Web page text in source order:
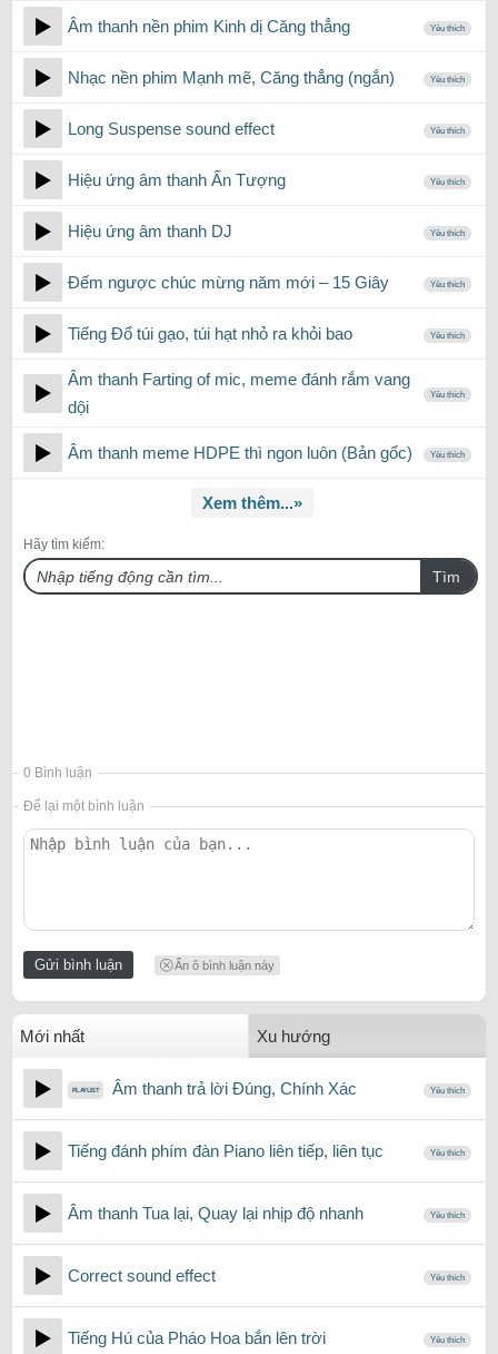
Âm thanh nền phim Kinh dị Căng thẳng Yêu thích
Nhạc nền phim Mạnh mẽ, Căng thẳng (ngắn) Yêu thích
Long Suspense sound effect Yêu thích
Hiệu ứng âm thanh Ấn Tượng Yêu thích
Hiệu ứng âm thanh DJ Yêu thích
Đếm ngược chúc mừng năm mới – 15 Giây Yêu thích
Tiếng Đổ túi gạo, túi hạt nhỏ ra khỏi bao Yêu thích
Âm thanh Farting of mic, meme đánh rắm vang
dội
Yêu thích
Âm thanh meme HDPE thì ngon luôn (Bản gốc) Yêu thích
Xem thêm...»
Hãy tìm kiếm:
Tìm
0 Bình luận
Để lại một bình luận
Ẩn ô bình luận này
Mới nhất Xu hướng
Âm thanh trả lời Đúng, Chính Xác Yêu thích
Tiếng đánh phím đàn Piano liên tiếp, liên tục Yêu thích
Âm thanh Tua lại, Quay lại nhịp độ nhanh Yêu thích
Correct sound effect Yêu thích
Tiếng Hú của Pháo Hoa bắn lên trời Yêu thích